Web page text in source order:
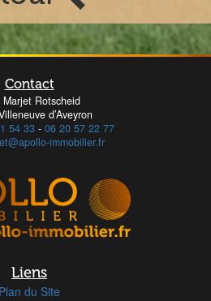
Contact
Marjet Rotscheid
d’Aveyron
54 33- 06 20 57 22 77
immobilier.fr
Liens
Plan du Site